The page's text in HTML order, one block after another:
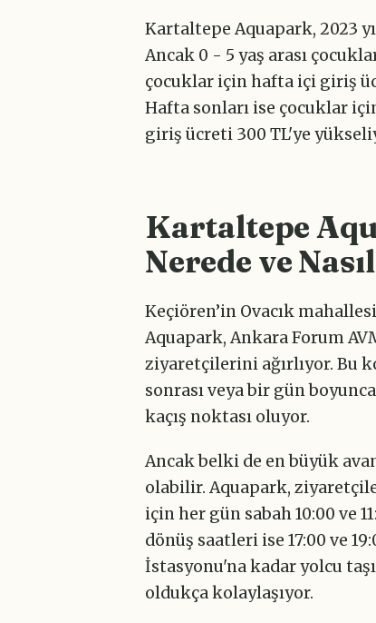
Kartaltepe Aquapark, 2023
Ancak 0 - 5 yaş arası
çocuklar için hafta içi giriş
Hafta sonları ise çocuklar
giriş ücreti 300 TL'ye
Kartaltepe
Nerede ve
Keçiören’in Ovacık
Aquapark, Ankara Forum
ziyaretçilerini ağırlıyor. Bu
sonrası veya bir gün
kaçış noktası oluyor.
Ancak belki de en büyük
olabilir. Aquapark,
için her gün sabah 10:00 ve
dönüş saatleri ise 17:00 ve
İstasyonu'na kadar yolcu
oldukça kolaylaşıyor.